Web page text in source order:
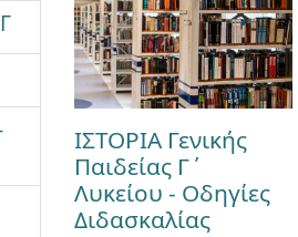
ΙΣΤΟΡΙΑ Γενικής
Παιδείας Γ΄
Λυκείου - Οδηγίες
Διδασκαλίας